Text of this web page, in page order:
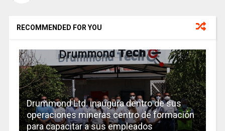
RECOMMENDED FOR YOU
Drummond Ltd. inaugura dentro de sus
operaciones mineras centro de formación
para capacitar a sus empleados